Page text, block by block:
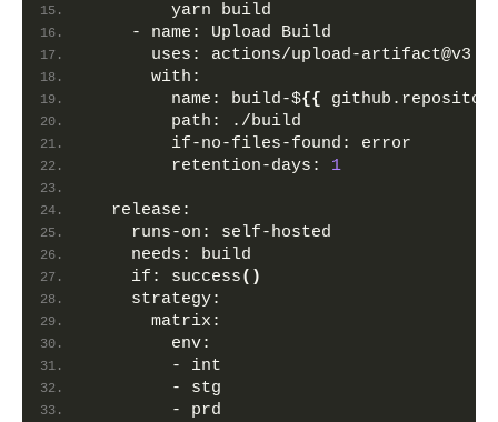
        yarn build
    -
name:
uses:
actions/upload-artifact@v3
with:
name:
build-${{
path:
./build
if-no-files-found:
error
retention-days:
1
release:
runs-on:
self-hosted
needs:
build
if:
success( )
strategy:
matrix:
env:
        - int
        - stg
        - prd